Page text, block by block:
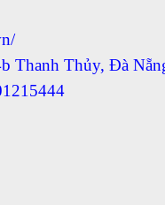
Thanh Thủy, Đà